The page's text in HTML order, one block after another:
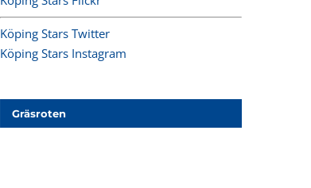
Köping Stars Twitter
Köping Stars Instagram
Gräsroten